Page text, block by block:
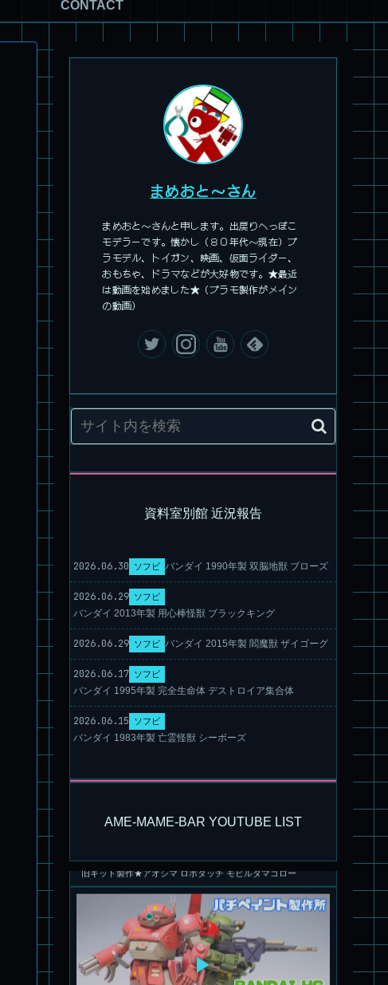
CONTACT
まめおと～さん
まめおと～さんと申します。出戻りへっぽこ
モデラーです。懐かし（８０年代～現在）プ
ラモデル、トイガン、映画、仮面ライダー、
おもちゃ、ドラマなどが大好物です。★最近
は動画を始めました★（プラモ製作がメイン
の動画）
資料室別館 近況報告
2026.06.30 ソフビ バンダイ 1990年製 双脳地獣 ブローズ
2026.06.29 ソフビ
バンダイ 2013年製 用心棒怪獣 ブラックキング
2026.06.29 ソフビ バンダイ 2015年製 閻魔獣 ザイゴーグ
2026.06.17 ソフビ
バンダイ 1995年製 完全生命体 デストロイア集合体
2026.06.15 ソフビ
バンダイ 1983年製 亡霊怪獣 シーボーズ
AME-MAME-BAR YOUTUBE LIST
旧キット製作★本家SDマクロス バルキリーVF-1S
パチ組塗装★PLAMAX 1/72 バトロイド・バルキリー VF-1S ロ
パチ組★WAVE 1/35 マーシィドッグ & ストライクドッグ
パチ組塗装★バンダイ HG スコープドッグ拡張セット3～5
ブルーティッシュドッグ &